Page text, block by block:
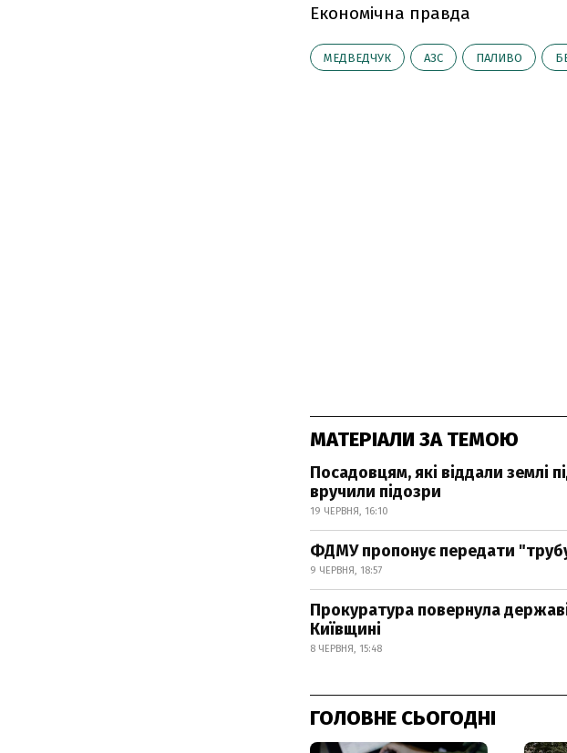
Економічна правда
МЕДВЕДЧУК АЗС ПАЛИВО
МАТЕРІАЛИ ЗА ТЕМОЮ
Посадовцям, які віддали землі
вручили підозри
19 ЧЕРВНЯ, 16:10
ФДМУ пропонує передати
9 ЧЕРВНЯ, 18:57
Прокуратура повернула
Київщині
8 ЧЕРВНЯ, 15:48
ГОЛОВНЕ СЬОГОДНІ